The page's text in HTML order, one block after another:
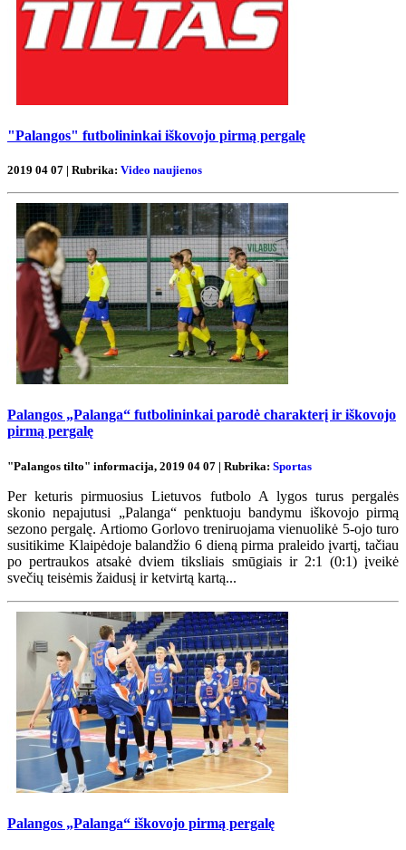
"Palangos" futbolininkai iškovojo pirmą pergalę
2019 04 07 | Rubrika: Video naujienos
Palangos „Palanga“ futbolininkai parodė charakterį ir iškovojo
pirmą pergalę
"Palangos tilto" informacija, 2019 04 07 | Rubrika: Sportas
Per keturis pirmuosius Lietuvos futbolo A lygos turus pergalės
skonio nepajutusi „Palanga“ penktuoju bandymu iškovojo pirmą
sezono pergalę. Artiomo Gorlovo treniruojama vienuolikė 5-ojo turo
susitikime Klaipėdoje balandžio 6 dieną pirma praleido įvartį, tačiau
po pertraukos atsakė dviem tiksliais smūgiais ir 2:1 (0:1) įveikė
svečių teisėmis žaidusį ir ketvirtą kartą...
Palangos „Palanga“ iškovojo pirmą pergalę